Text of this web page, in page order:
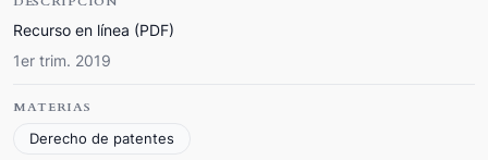
Recurso en línea (PDF)
1er trim. 2019
MATERIAS
Derecho de patentes